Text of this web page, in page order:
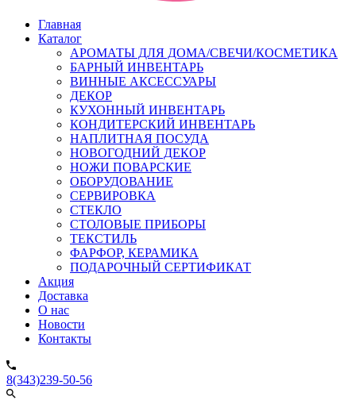
Главная
Каталог
АРОМАТЫ ДЛЯ ДОМА/СВЕЧИ/КОСМЕТИКА
БАРНЫЙ ИНВЕНТАРЬ
ВИННЫЕ АКСЕССУАРЫ
ДЕКОР
КУХОННЫЙ ИНВЕНТАРЬ
КОНДИТЕРСКИЙ ИНВЕНТАРЬ
НАПЛИТНАЯ ПОСУДА
НОВОГОДНИЙ ДЕКОР
НОЖИ ПОВАРСКИЕ
ОБОРУДОВАНИЕ
СЕРВИРОВКА
СТЕКЛО
СТОЛОВЫЕ ПРИБОРЫ
ТЕКСТИЛЬ
ФАРФОР, КЕРАМИКА
ПОДАРОЧНЫЙ СЕРТИФИКАТ
Акция
Доставка
О нас
Новости
Контакты
8(343)239-50-56